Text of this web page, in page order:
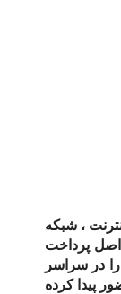
، شبکه
اصل پرداخت
در سراسر
پیدا کرده